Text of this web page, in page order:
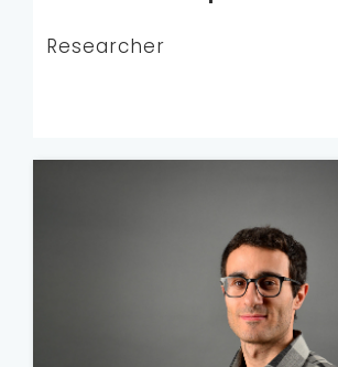
Researcher